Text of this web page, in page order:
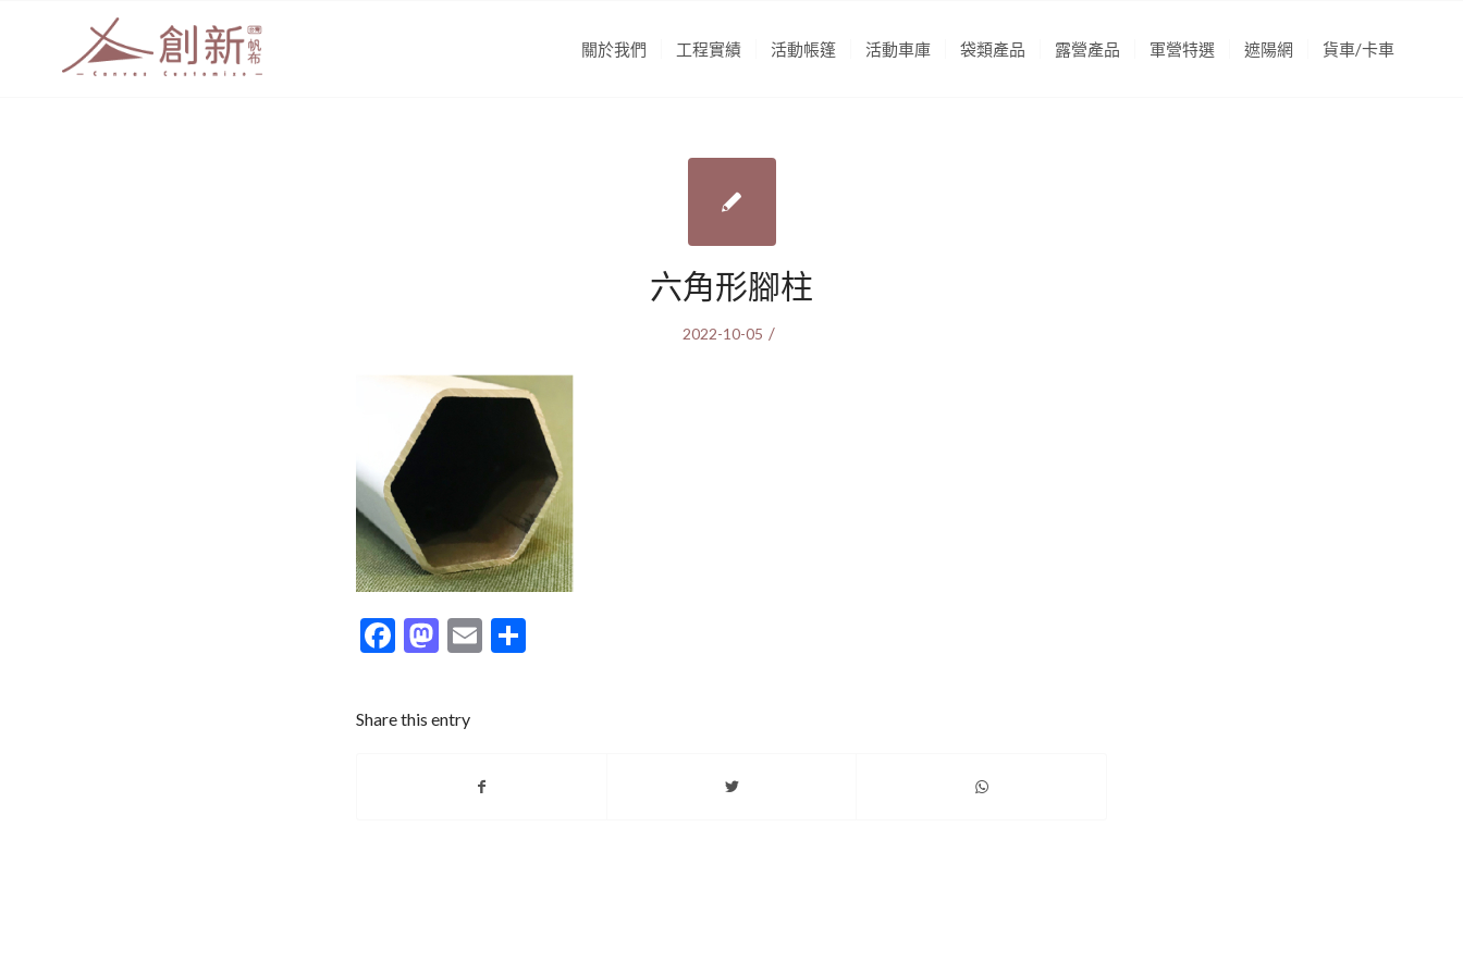
關於我們 工程實績 活動帳篷 活動車庫 袋類產品 露營產品 軍營特選 遮陽網 貨車/卡車
六角形腳柱
2022-10-05 /
Facebook
Mastodon
Email
Share this entry